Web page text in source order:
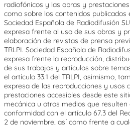
radiofónicos y las obras y
como sobre los contenidos publicados
Sociedad Española de Radiodifusión
expresa frente al uso de sus obras y
elaboración de revistas de prensa
TRLPI. Sociedad Española de
expresa frente la reproducción,
de sus trabajos y artículos sobre
el artículo 33.1 del TRLPI, asimismo,
expresa de las reproducciones y usos
prestaciones accesibles desde este
mecánica u otros medios que
conformidad con el artículo 67.3 del
2 de noviembre, así como frente a